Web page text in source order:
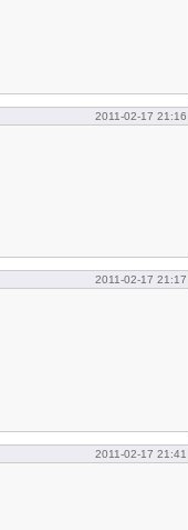
2011-02-17 21:16
2011-02-17 21:17
2011-02-17 21:41